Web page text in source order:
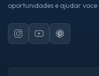
oportunidades e ajudar